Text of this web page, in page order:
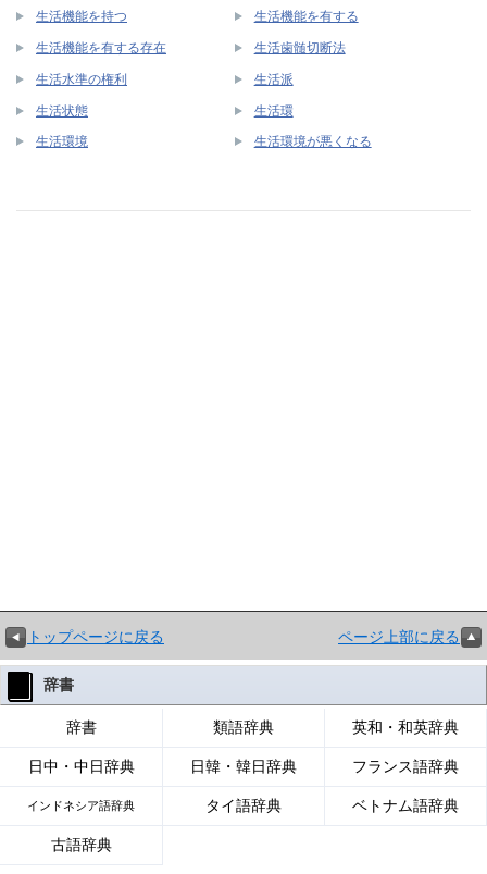
生活機能を持つ 生活機能を有する
生活機能を有する存在 生活歯髄切断法
生活水準の権利 生活派
生活状態 生活環
生活環境 生活環境が悪くなる
トップページに戻る ページ上部に戻る
辞書
辞書 類語辞典 英和・和英辞典
日中・中日辞典 日韓・韓日辞典 フランス語辞典
インドネシア語辞典 タイ語辞典 ベトナム語辞典
古語辞典